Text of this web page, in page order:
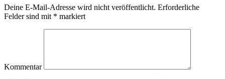
Deine E-Mail-Adresse wird nicht veröffentlicht. Erforderliche
Felder sind mit * markiert
Kommentar